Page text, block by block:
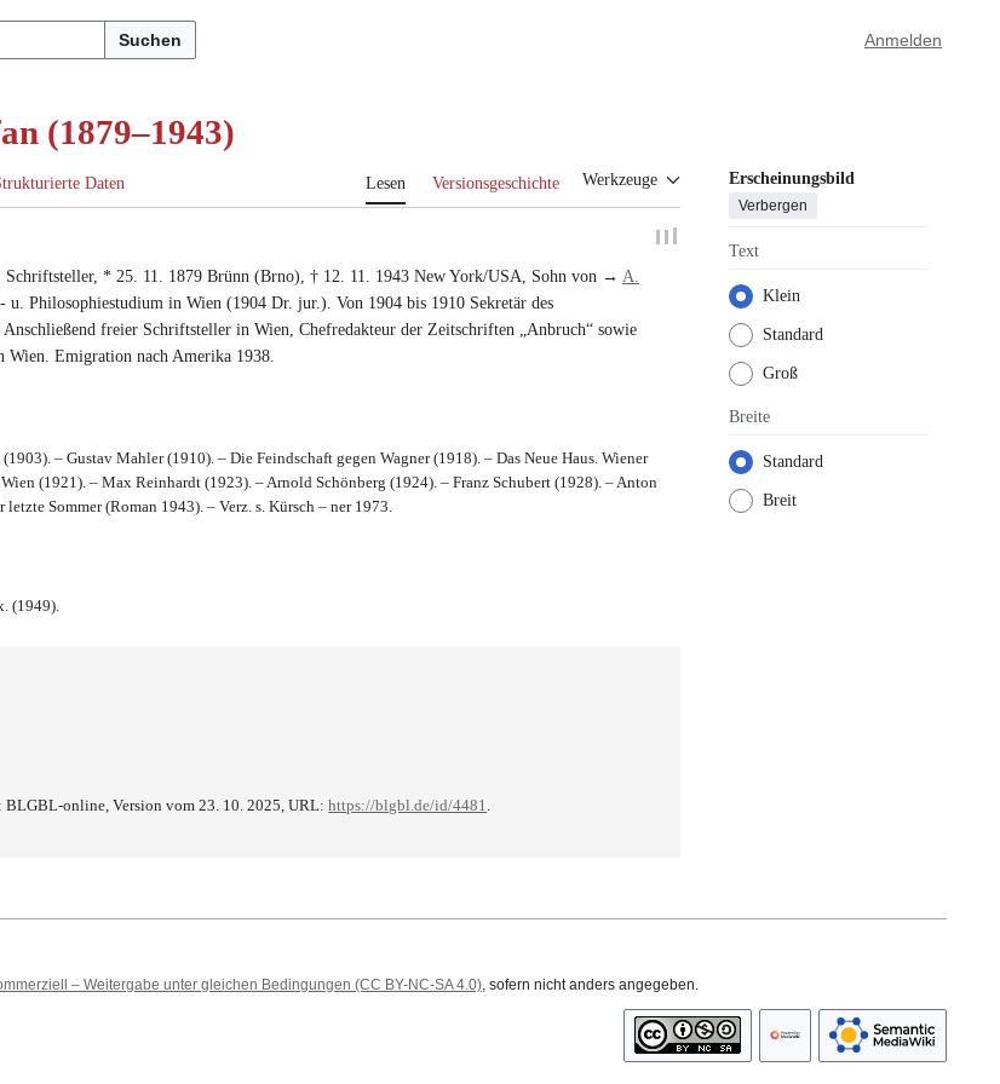
Suchen Anmelden
(1879–1943)
Daten Lesen Versionsgeschichte Werkzeuge Erscheinungsbild
Verbergen
Text
Klein
Standard
Groß
Breite
Standard
Breit
Schriftsteller, * 25. 11. 1879 Brünn (Brno), † 12. 11. 1943 New York/USA, Sohn von → A.
u. Philosophiestudium in Wien (1904 Dr. jur.). Von 1904 bis 1910 Sekretär des
Anschließend freier Schriftsteller in Wien, Chefredakteur der Zeitschriften „Anbruch“ sowie
Wien. Emigration nach Amerika 1938.
– Gustav Mahler (1910). – Die Feindschaft gegen Wagner (1918). – Das Neue Haus. Wiener
(1921). – Max Reinhardt (1923). – Arnold Schönberg (1924). – Franz Schubert (1928). – Anton
Sommer (Roman 1943). – Verz. s. Kürsch – ner 1973.
(1949).
BLGBL-online, Version vom 23. 10. 2025, URL:https://blgbl.de/id/4481.
– Weitergabe unter gleichen Bedingungen (CC BY-NC-SA 4.0), sofern nicht anders angegeben.